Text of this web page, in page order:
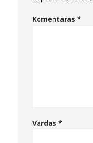
Komentaras *
Vardas *